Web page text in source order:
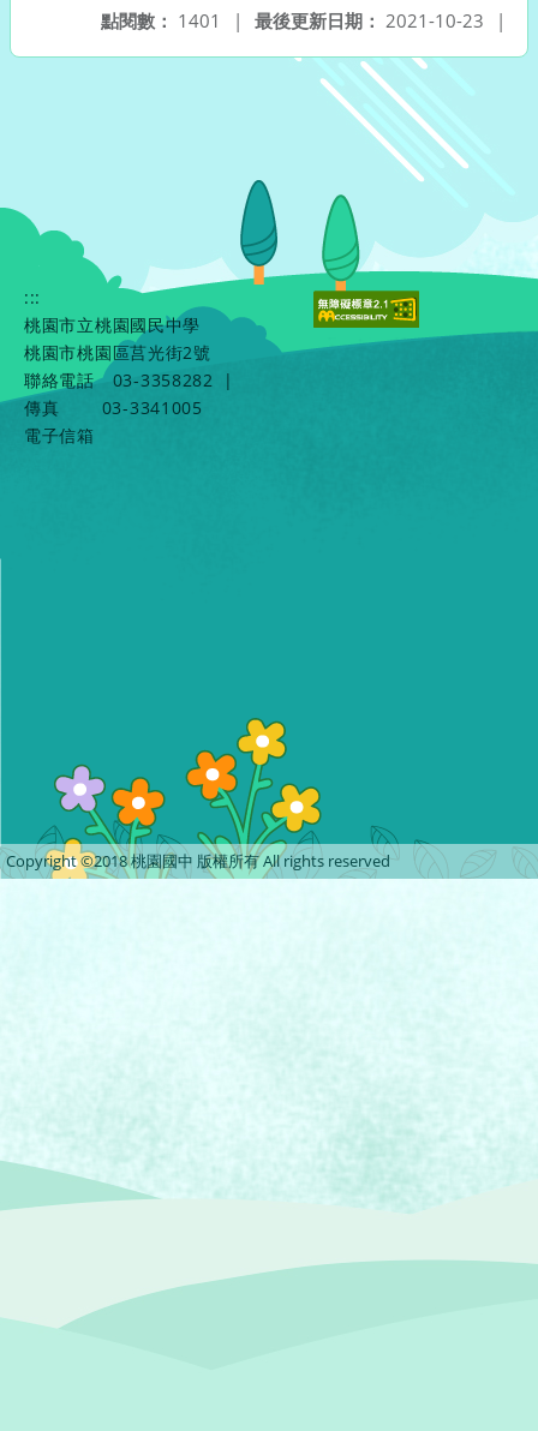
最後更新日期： 2021-10-23 |
點閱數： 1401 |
:::
桃園市立桃園國民中學
桃園市桃園區莒光街2號
聯絡電話
03-3358282
|
傳真
03-3341005
電子信箱
Copyright ©2018 桃園國中 版權所有 All rights reserved